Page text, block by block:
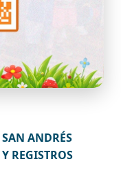
ANDRÉS
REGISTROS